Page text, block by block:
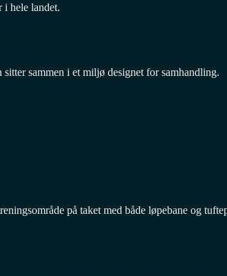
i hele landet.
sammen i et miljø designet for samhandling.
på taket med både løpebane og